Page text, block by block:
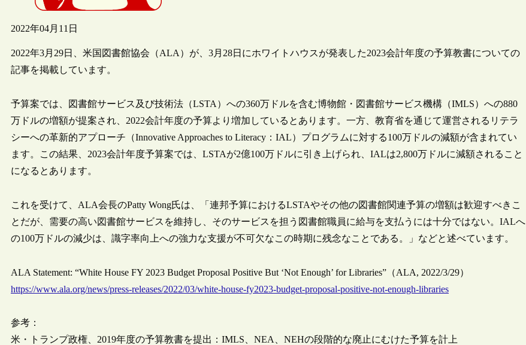
2022年04月11日
2022年3月29日、米国図書館協会（ALA）が、3月28日にホワイトハウスが発表した2023会計年度の予算教書についての
記事を掲載しています。
予算案では、図書館サービス及び技術法（LSTA）への360万ドルを含む博物館・図書館サービス機構（IMLS）への880
万ドルの増額が提案され、2022会計年度の予算より増加しているとあります。一方、教育省を通じて運営されるリテラ
シーへの革新的アプローチ（Innovative Approaches to Literacy：IAL）プログラムに対する100万ドルの減額が含まれてい
ます。この結果、2023会計年度予算案では、LSTAが2億100万ドルに引き上げられ、IALは2,800万ドルに減額されること
になるとあります。
これを受けて、ALA会長のPatty Wong氏は、「連邦予算におけるLSTAやその他の図書館関連予算の増額は歓迎すべきこ
とだが、需要の高い図書館サービスを維持し、そのサービスを担う図書館職員に給与を支払うには十分ではない。IALへ
の100万ドルの減少は、識字率向上への強力な支援が不可欠なこの時期に残念なことである。」などと述べています。
ALA Statement: “White House FY 2023 Budget Proposal Positive But ‘Not Enough’ for Libraries”（ALA, 2022/3/29）
https://www.ala.org/news/press-releases/2022/03/white-house-fy2023-budget-proposal-positive-not-enough-libraries
参考：
米・トランプ政権、2019年度の予算教書を提出：IMLS、NEA、NEHの段階的な廃止にむけた予算を計上